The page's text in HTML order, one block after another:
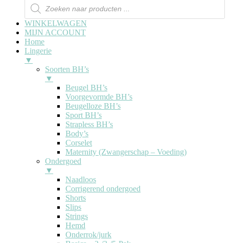
WINKELWAGEN
MIJN ACCOUNT
Home
Lingerie
▼
Soorten BH’s
▼
Beugel BH’s
Voorgevormde BH’s
Beugelloze BH’s
Sport BH’s
Strapless BH’s
Body’s
Corselet
Maternity (Zwangerschap – Voeding)
Ondergoed
▼
Naadloos
Corrigerend ondergoed
Shorts
Slips
Strings
Hemd
Onderrok/jurk